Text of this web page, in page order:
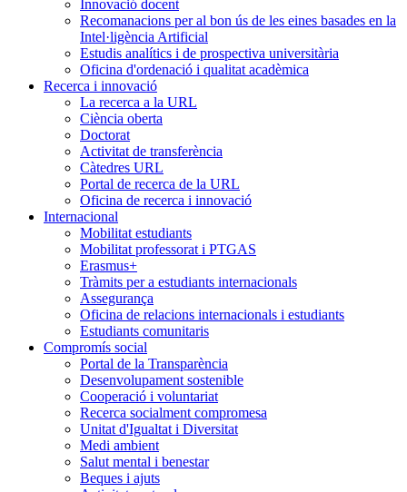
Innovació docent
Recomanacions per al bon ús de les eines basades en la
Intel·ligència Artificial
Estudis analítics i de prospectiva universitària
Oficina d'ordenació i qualitat acadèmica
Recerca i innovació
La recerca a la URL
Ciència oberta
Doctorat
Activitat de transferència
Càtedres URL
Portal de recerca de la URL
Oficina de recerca i innovació
Internacional
Mobilitat estudiants
Mobilitat professorat i PTGAS
Erasmus+
Tràmits per a estudiants internacionals
Assegurança
Oficina de relacions internacionals i estudiants
Estudiants comunitaris
Compromís social
Portal de la Transparència
Desenvolupament sostenible
Cooperació i voluntariat
Recerca socialment compromesa
Unitat d'Igualtat i Diversitat
Medi ambient
Salut mental i benestar
Beques i ajuts